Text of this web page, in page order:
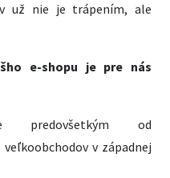
už nie je trápením, ale
e-shopu je pre nás
predovšetkým od
v západnej